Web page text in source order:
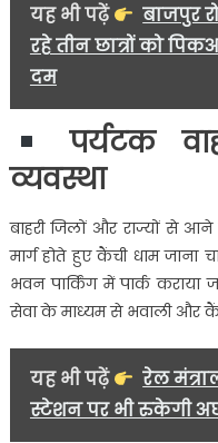
यह भी पढ़ें
बाजपुर
रहे तीन छात्रों को
दम
पर्यटक
व्यवस्था
बाहरी जिलों और राज्यों से
मार्ग होते हुए कैंची धाम जाना
भवन पार्किंग में पार्क कराया
सेवा के माध्यम से भवाली और
यह भी पढ़ें
रेल
स्टेशन पर भी रुकेगी